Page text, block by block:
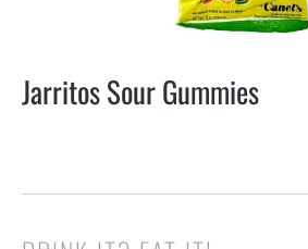
Jarritos Sour Gummies